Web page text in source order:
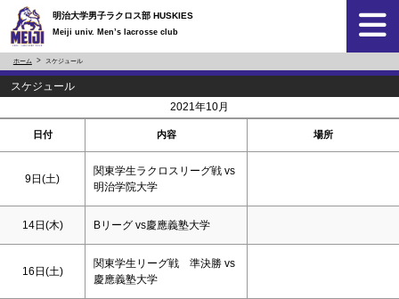
明治大学男子ラクロス部 HUSKIES
Meiji univ. Men’s lacrosse club
ホーム スケジュール
スケジュール
2021年10月
日付 内容 場所
9日(土)
関東学生ラクロスリーグ戦 vs
明治学院大学
14日(木) Bリーグ vs慶應義塾大学
16日(土)
関東学生リーグ戦 準決勝 vs
慶應義塾大学